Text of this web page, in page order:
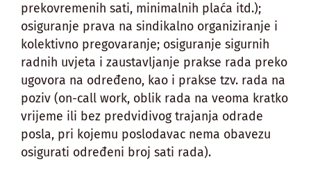
prekovremenih sati, minimalnih plaća itd.);
osiguranje prava na sindikalno organiziranje i
kolektivno pregovaranje; osiguranje sigurnih
radnih uvjeta i zaustavljanje prakse rada preko
ugovora na određeno, kao i prakse tzv. rada na
poziv (on-call work, oblik rada na veoma kratko
vrijeme ili bez predvidivog trajanja odrade
posla, pri kojemu poslodavac nema obavezu
osigurati određeni broj sati rada).